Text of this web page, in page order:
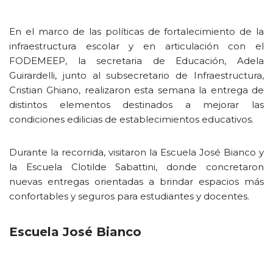
En el marco de las políticas de fortalecimiento de la
infraestructura escolar y en articulación con el
FODEMEEP, la secretaria de Educación, Adela
Guirardelli, junto al subsecretario de Infraestructura,
Cristian Ghiano, realizaron esta semana la entrega de
distintos elementos destinados a mejorar las
condiciones edilicias de establecimientos educativos.
Durante la recorrida, visitaron la Escuela José Bianco y
la Escuela Clotilde Sabattini, donde concretaron
nuevas entregas orientadas a brindar espacios más
confortables y seguros para estudiantes y docentes.
Escuela José Bianco